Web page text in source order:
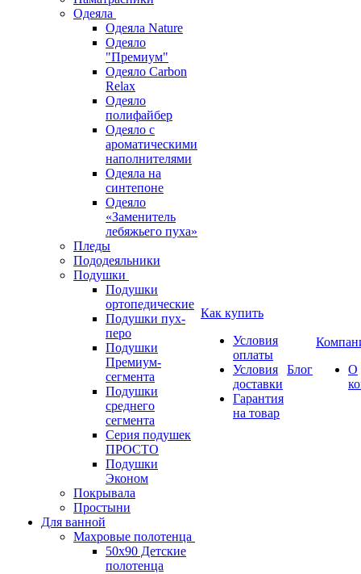
Одеяла
Одеяла Nature
Одеяло
"Премиум"
Одеяло Carbon
Relax
Одеяло
полифайбер
Одеяло с
ароматическими
наполнителями
Одеяла на
синтепоне
Одеяло
«Заменитель
лебяжьего пуха»
Пледы
Пододеяльники
Подушки
Подушки
ортопедические
Подушки пух-
перо
Подушки
Премиум-
сегмента
Подушки
среднего
сегмента
Серия подушек
ПРОСТО
Подушки
Эконом
Покрывала
Простыни
Для ванной
Махровые полотенца
50х90 Детские
полотенца
Как купить
Условия
оплаты
Условия
доставки
Гарантия
на товар
Блог
О